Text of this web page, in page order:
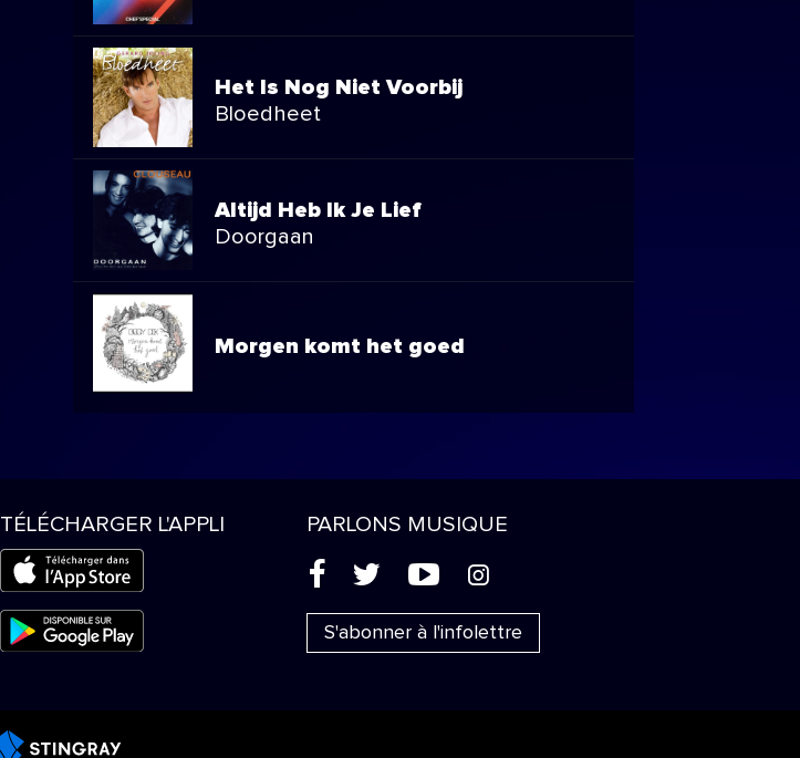
Het Is Nog Niet Voorbij
Bloedheet
Altijd Heb Ik Je Lief
Doorgaan
Morgen komt het goed
TÉLÉCHARGER L'APPLI PARLONS MUSIQUE
( ' + &
S'abonner à l'infolettre